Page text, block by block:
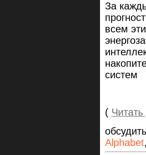
За
всем
систем
(
Alphabet,